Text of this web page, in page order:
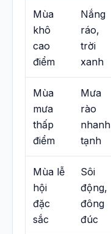
Mùa
khô
cao
điểm
Nắng
ráo,
trời
xanh
Mùa
mưa
thấp
điểm
Mưa
rào
nhanh
tạnh
Mùa lễ
hội
đặc
sắc
Sôi
động,
đông
đúc